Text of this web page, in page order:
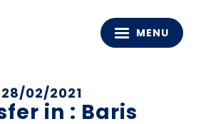
MENU
28/02/2021
in : Baris